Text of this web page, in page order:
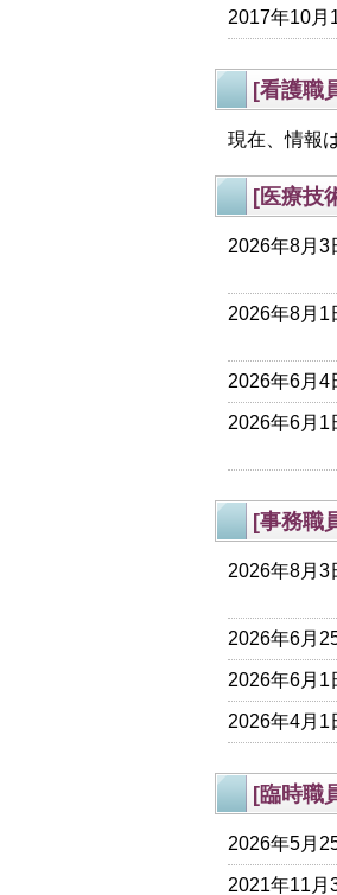
2017年10月
[看護職
現在、情報
[医療技
2026年8月3
2026年8月1
2026年6月4
2026年6月1
[事務職
2026年8月3
2026年6月
2026年6月1
2026年4月1
[臨時職
2026年5月
2021年11月